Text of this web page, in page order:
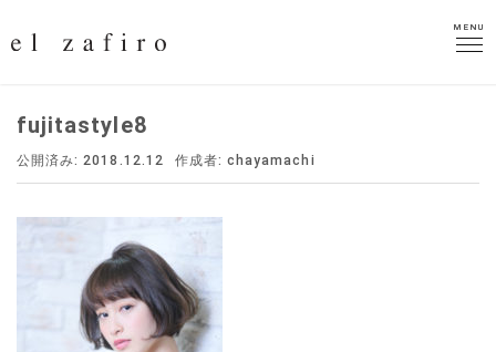
MENU
MENU
fujitastyle8
公開済み: 2018.12.12 作成者:chayamachi